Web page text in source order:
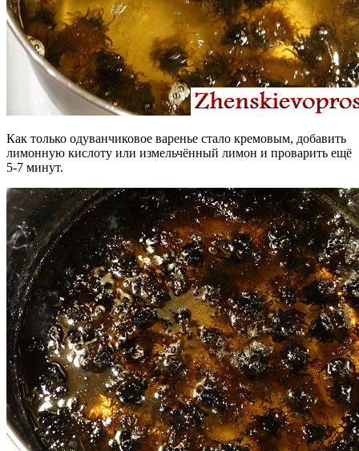
Как только одуванчиковое варенье стало кремовым, добавить
лимонную кислоту или измельчённый лимон и проварить ещё
5-7 минут.